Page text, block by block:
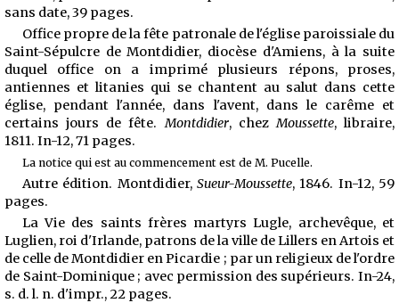
sans date, 39 pages.
Office propre de la fête patronale de l'église paroissiale du
Saint-Sépulcre de Montdidier, diocèse d'Amiens, à la suite
duquel office on a imprimé plusieurs répons, proses,
antiennes et litanies qui se chantent au salut dans cette
église, pendant l'année, dans l'avent, dans le carême et
certains jours de fête.Montdidier, chezMoussette, libraire,
1811. In-12, 71 pages.
La notice qui est au commencement est de M. Pucelle.
Autre édition. Montdidier, Sueur-Moussette, 1846. In-12, 59
pages.
La Vie des saints frères martyrs Lugle, archevêque, et
Luglien, roi d'Irlande, patrons de la ville de Lillers en Artois et
de celle de Montdidier en Picardie ; par un religieux de l'ordre
de Saint-Dominique ; avec permission des supérieurs. In-24,
s. d. l. n. d'impr., 22 pages.